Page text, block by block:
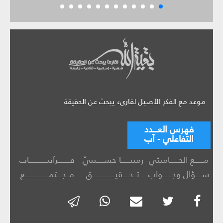
موعد مع الفكر الأصيل لقارىء يبحث عن الحقيقة
فهرس العـــدد
التفاعلي - آب
مــــــع الخــــــامنئي زمننــــــا حســـــينيّ
قــــــــرآنيــــــــــــات
ســــؤال وجــــــواب
تــحــــقيـــــــــــــــق مــجـــتمــــــــــــــــع